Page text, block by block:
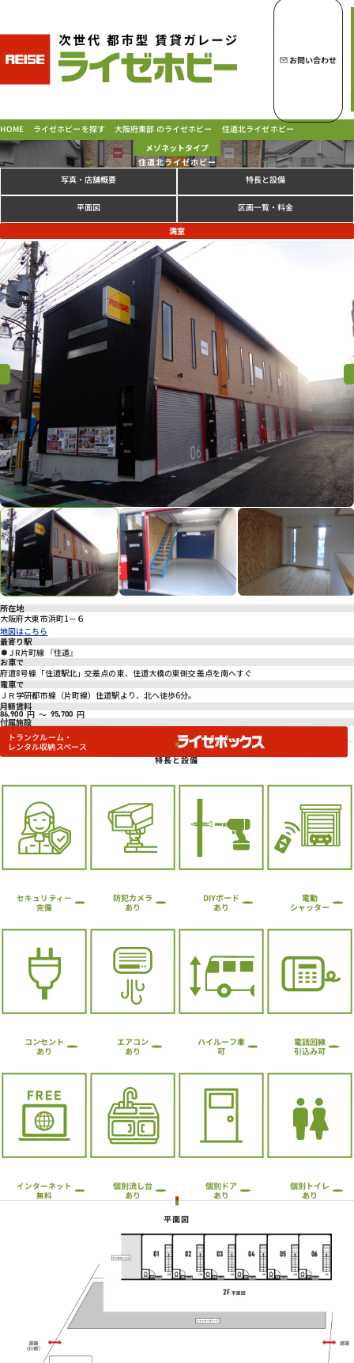
ライゼホビーの魅力
ラインナップ
ご契約の流れ・お支払方法
よくあるご質問
PICK UP!
お問い合わせ
会社概要
特定商取引法に基づく表示
プライバシーポリシー
お問い合わせ
HOME ライゼホビーを探す 大阪府東部 のライゼホビー 住道北ライゼホビー
メゾネットタイプ
住道北ライゼホビー
写真・店舗概要 特長と設備
平面図 区画一覧・料金
満室
Previous
所在地
大阪府大東市浜町1－６
地図はこちら
最寄り駅
JR片町線 『住道』
お車で
府道8号線「住道駅北」交差点の東、住道大橋の東側交差点を南へすぐ
電車で
ＪＲ学研都市線（片町線）住道駅より、北へ徒歩6分。
月額賃料
86,900 円 ～ 95,700 円
付属施設
トランクルーム・
レンタル収納スペース
特長と設備
セキュリティー
完備
防犯カメラ
あり
DIYボード
あり
電動
シャッター
コンセント
あり
エアコン
あり
ハイルーフ車
可
電話回線
引込み可
インターネット
無料
個別流し台
あり
個別ドア
あり
個別トイレ
あり
平面図